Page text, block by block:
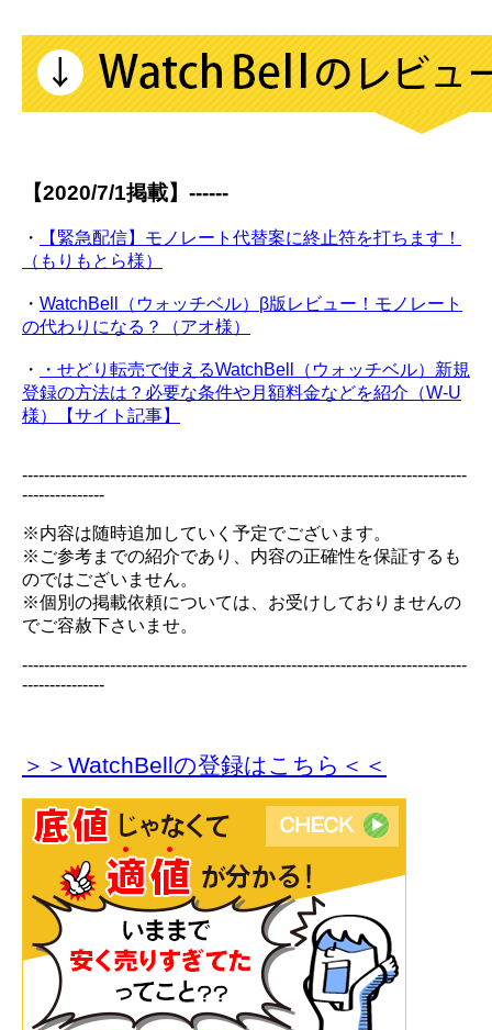
【2020/7/1掲載】------
・
【緊急配信】モノレート代替案に終止符を打ちます！
（もりもとら様）
・ WatchBell（ウォッチベル）β版レビュー！モノレート
の代わりになる？（アオ様）
・
・せどり転売で使えるWatchBell（ウォッチベル）新規
登録の方法は？必要な条件や月額料金などを紹介（W-U
様）【サイト記事】
---------------------------------------------------------------------------------
---------------
※内容は随時追加していく予定でございます。
※ご参考までの紹介であり、内容の正確性を保証するも
のではございません。
※個別の掲載依頼については、お受けしておりませんの
でご容赦下さいませ。
---------------------------------------------------------------------------------
---------------
＞＞WatchBellの登録はこちら＜＜